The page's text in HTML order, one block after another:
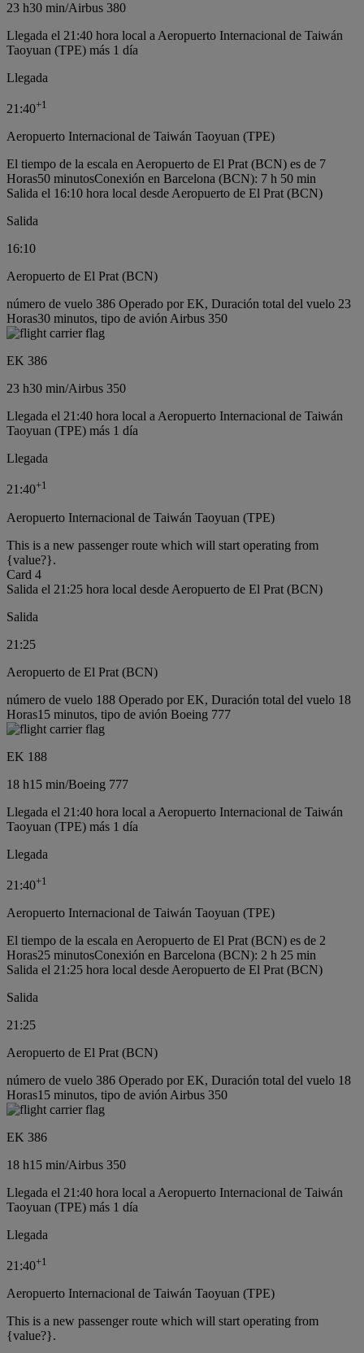
23 h30 min/Airbus 380
Llegada el 21:40 hora local a Aeropuerto Internacional de Taiwán
Taoyuan (TPE) más 1 día
Llegada
21:40+1
Aeropuerto Internacional de Taiwán Taoyuan (TPE)
El tiempo de la escala en Aeropuerto de El Prat (BCN) es de 7
Horas50 minutosConexión en Barcelona (BCN): 7 h 50 min
Salida el 16:10 hora local desde Aeropuerto de El Prat (BCN)
Salida
16:10
Aeropuerto de El Prat (BCN)
número de vuelo 386 Operado por EK, Duración total del vuelo 23
Horas30 minutos, tipo de avión Airbus 350
EK 386
23 h30 min/Airbus 350
Llegada el 21:40 hora local a Aeropuerto Internacional de Taiwán
Taoyuan (TPE) más 1 día
Llegada
21:40+1
Aeropuerto Internacional de Taiwán Taoyuan (TPE)
This is a new passenger route which will start operating from
{value?}.
Card 4
Salida el 21:25 hora local desde Aeropuerto de El Prat (BCN)
Salida
21:25
Aeropuerto de El Prat (BCN)
número de vuelo 188 Operado por EK, Duración total del vuelo 18
Horas15 minutos, tipo de avión Boeing 777
EK 188
18 h15 min/Boeing 777
Llegada el 21:40 hora local a Aeropuerto Internacional de Taiwán
Taoyuan (TPE) más 1 día
Llegada
21:40+1
Aeropuerto Internacional de Taiwán Taoyuan (TPE)
El tiempo de la escala en Aeropuerto de El Prat (BCN) es de 2
Horas25 minutosConexión en Barcelona (BCN): 2 h 25 min
Salida el 21:25 hora local desde Aeropuerto de El Prat (BCN)
Salida
21:25
Aeropuerto de El Prat (BCN)
número de vuelo 386 Operado por EK, Duración total del vuelo 18
Horas15 minutos, tipo de avión Airbus 350
EK 386
18 h15 min/Airbus 350
Llegada el 21:40 hora local a Aeropuerto Internacional de Taiwán
Taoyuan (TPE) más 1 día
Llegada
21:40+1
Aeropuerto Internacional de Taiwán Taoyuan (TPE)
This is a new passenger route which will start operating from
{value?}.